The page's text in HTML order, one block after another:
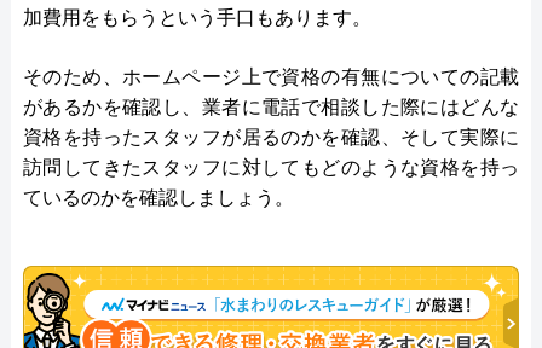
加費用をもらうという手口もあります。
そのため、ホームページ上で資格の有無についての記載
があるかを確認し、業者に電話で相談した際にはどんな
資格を持ったスタッフが居るのかを確認、そして実際に
訪問してきたスタッフに対してもどのような資格を持っ
ているのかを確認しましょう。